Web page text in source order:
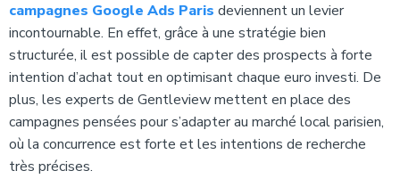
campagnes Google Ads Paris deviennent un levier
incontournable. En effet, grâce à une stratégie bien
structurée, il est possible de capter des prospects à forte
intention d’achat tout en optimisant chaque euro investi. De
plus, les experts de Gentleview mettent en place des
campagnes pensées pour s’adapter au marché local parisien,
où la concurrence est forte et les intentions de recherche
très précises.